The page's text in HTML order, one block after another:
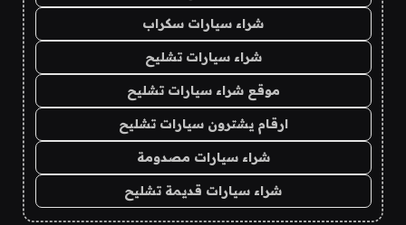
شراء سيارات سكراب
شراء سيارات تشليح
موقع شراء سيارات تشليح
ارقام يشترون سيارات تشليح
شراء سيارات مصدومة
شراء سيارات قديمة تشليح